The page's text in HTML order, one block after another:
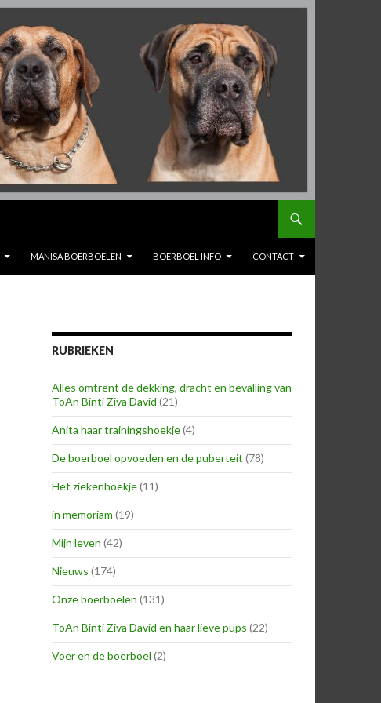
MANISA BOERBOELEN BOERBOEL INFO CONTACT
RUBRIEKEN
Alles omtrent de dekking, dracht en bevalling van
ToAn Binti Ziva David (21)
Anita haar trainingshoekje(4)
De boerboel opvoeden en de puberteit (78)
Het ziekenhoekje(11)
in memoriam (19)
Mijn leven (42)
Nieuws (174)
Onze boerboelen (131)
ToAn Binti Ziva David en haar lieve pups (22)
Voer en de boerboel (2)